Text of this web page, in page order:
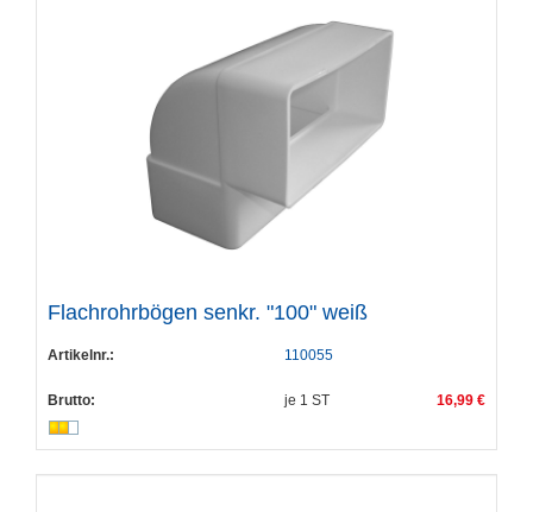
Flachrohrbögen senkr. "100" weiß
Artikelnr.: 110055
Brutto: je 1 ST 16,99 €